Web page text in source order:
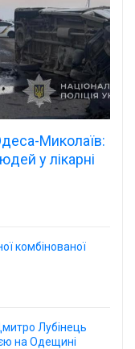
Миколаїв:
у лікарні
комбінованої
Лубінець
на Одещині